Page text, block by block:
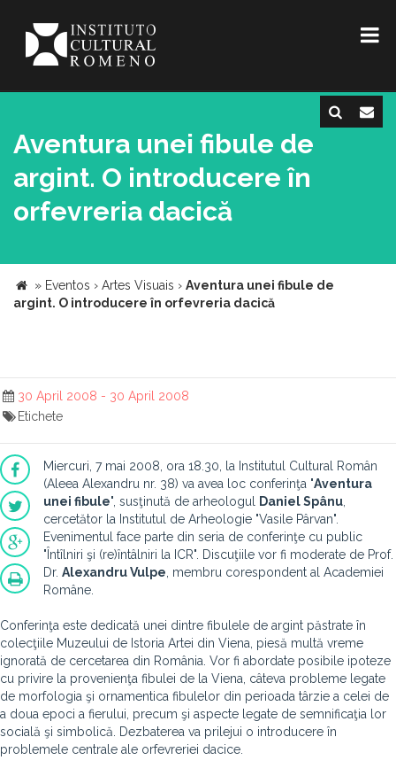
Aventura unei fibule de
argint. O introducere în
orfevreria dacică
» Eventos › Artes Visuais › Aventura unei fibule de
argint. O introducere în orfevreria dacică
30 April 2008 - 30 April 2008
Etichete
Miercuri, 7 mai 2008, ora 18.30, la Institutul Cultural Român
(Aleea Alexandru nr. 38) va avea loc conferinţa "Aventura
unei fibule", susţinută de arheologul Daniel Spânu
cercetător la Institutul de Arheologie "Vasile Pârvan".
Evenimentul face parte din seria de conferinţe cu public
"Întîlniri şi (re)întâlniri la ICR". Discuţiile vor fi moderate de Prof.
Dr. Alexandru Vulpe , membru corespondent al Academiei
Române.
Conferinţa este dedicată unei dintre fibulele de argint păstrate în
colecţiile Muzeului de Istoria Artei din Viena, piesă multă vreme
ignorată de cercetarea din România. Vor fi abordate posibile ipoteze
cu privire la provenienţa fibulei de la Viena, câteva probleme legate
de morfologia şi ornamentica fibulelor din perioada târzie a celei de
a doua epoci a fierului, precum şi aspecte legate de semnificaţia lor
socială şi simbolică. Dezbaterea va prilejui o introducere în
problemele centrale ale orfevreriei dacice.